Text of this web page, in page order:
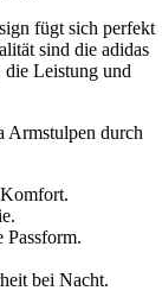
fügt sich perfekt
sind die adidas
Leistung und
Armstulpen durch
Passform.
bei Nacht.